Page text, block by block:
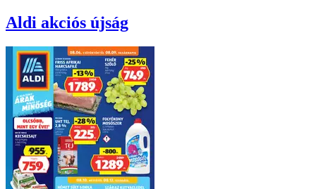
Aldi akciós újság